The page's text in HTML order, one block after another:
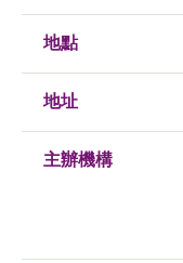
地點
地址
主辦機構